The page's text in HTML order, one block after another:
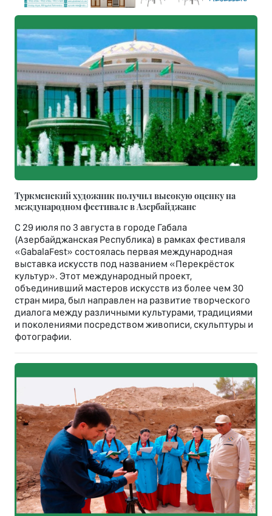
Туркменский художник получил высокую оценку на
международном фестивале в Азербайджане
С 29 июля по 3 августа в городе Габала
(Азербайджанская Республика) в рамках фестиваля
«GabalaFest» состоялась первая международная
выставка искусств под названием «Перекрёсток
культур». Этот международный проект,
объединивший мастеров искусств из более чем 30
стран мира, был направлен на развитие творческого
диалога между различными культурами, традициями
и поколениями посредством живописи, скульптуры и
фотографии.